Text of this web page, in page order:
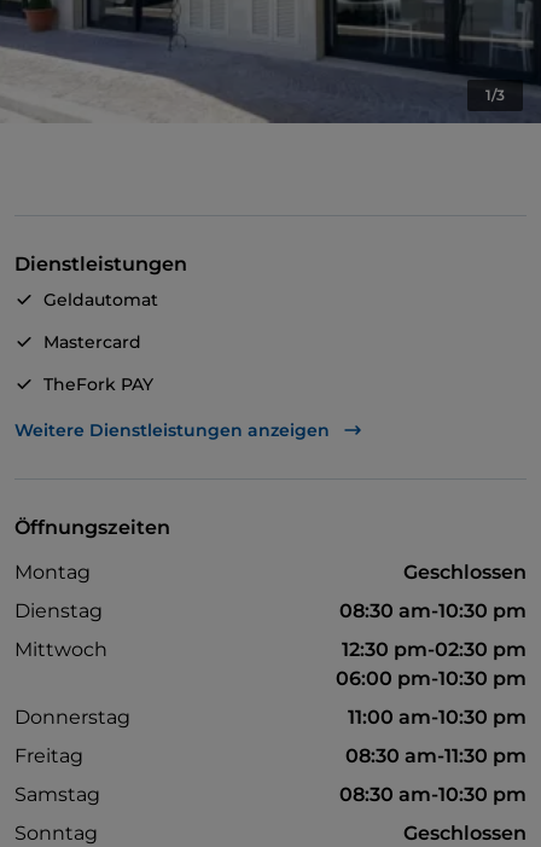
1/3
Dienstleistungen
Geldautomat
Mastercard
TheFork PAY
UnionPay über TheFork PAY
WLAN
Weitere Dienstleistungen anzeigen
Öffnungszeiten
Montag
Geschlossen
Dienstag
08:30 am-10:30 pm
Mittwoch
12:30 pm-02:30 pm
06:00 pm-10:30 pm
Donnerstag
11:00 am-10:30 pm
Freitag
08:30 am-11:30 pm
Samstag
08:30 am-10:30 pm
Sonntag
Geschlossen